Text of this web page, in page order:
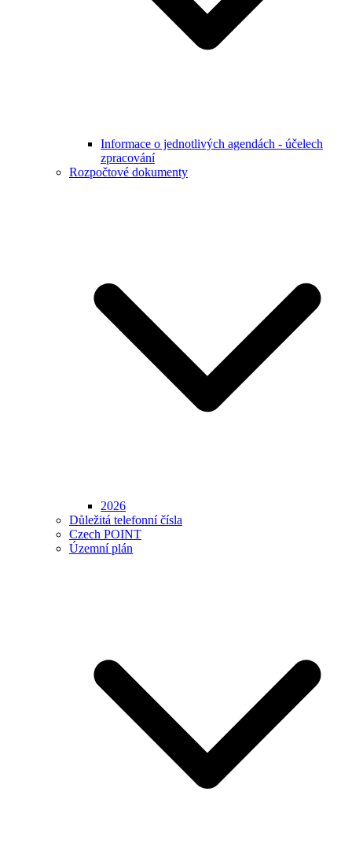
Informace o jednotlivých agendách - účelech
zpracování
Rozpočtové dokumenty
2026
Důležitá telefonní čísla
Czech POINT
Územní plán